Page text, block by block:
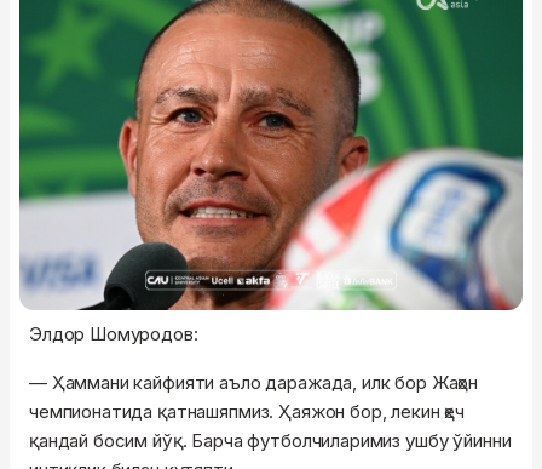
Элдор Шомуродов:
— Ҳаммани кайфияти аъло даражада, илк бор Жаҳон
чемпионатида қатнашяпмиз. Ҳаяжон бор, лекин ҳеч
қандай босим йўқ. Барча футболчиларимиз ушбу ўйинни